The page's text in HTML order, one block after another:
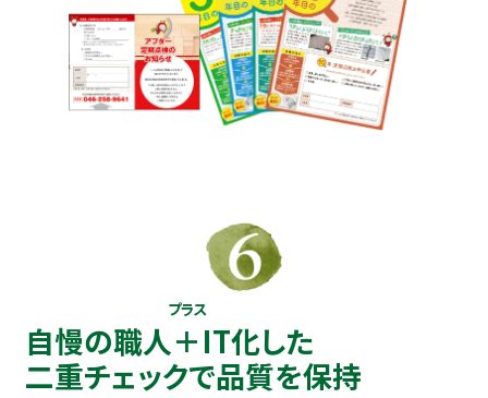
自慢の職人＋
プラス
IT化した
二重チェックで品質を保持